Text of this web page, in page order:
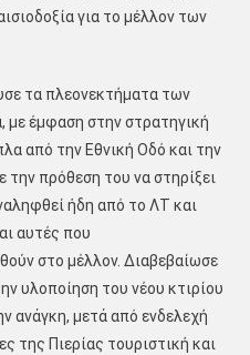
για το μέλλον των
τα πλεονεκτήματα των
με έμφαση στην στρατηγική
από την Εθνική Οδό και την
πρόθεση του να στηρίξει
ήδη από το ΛΤ και
αυτές που
στο μέλλον. Διαβεβαίωσε
υλοποίηση του νέου κτιρίου
ανάγκη, μετά από ενδελεχή
της Πιερίας τουριστική και